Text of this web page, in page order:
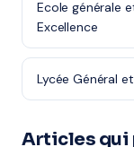
Ecole générale
Excellence
Lycée Général
Articles qui